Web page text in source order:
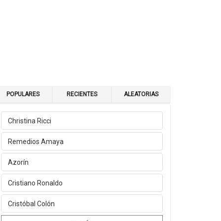
POPULARES RECIENTES ALEATORIAS
Christina Ricci
Remedios Amaya
Azorín
Cristiano Ronaldo
Cristóbal Colón